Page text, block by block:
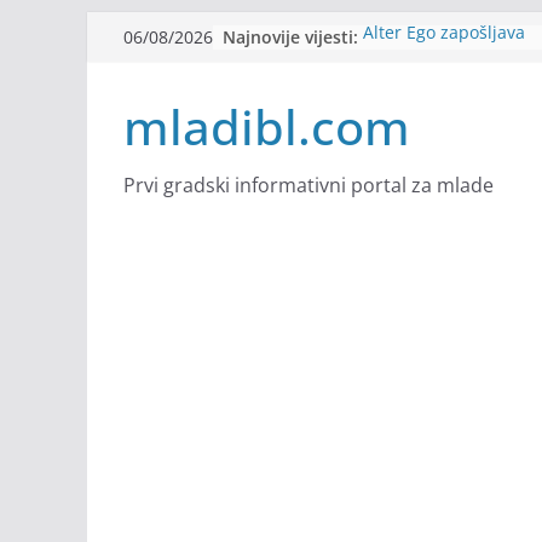
06/08/2026 Najnovije vijesti: Alter Ego zapošljava
Veranda zapošljava
mladibl.com
Prvi gradski informativni portal za mlade